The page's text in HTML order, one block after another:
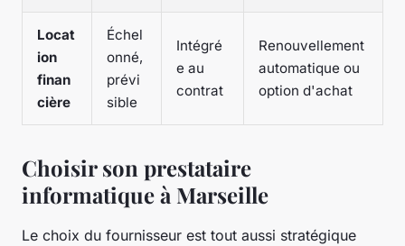
Locat
ion
finan
cière
Échel
onné,
prévi
sible
Intégré
e au
contrat
Renouvellement
automatique ou
option d'achat
Choisir son prestataire
informatique à Marseille
Le choix du fournisseur est tout aussi stratégique